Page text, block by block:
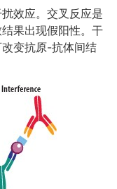
效应。交叉反应是
果出现假阳性。干
变抗原-抗体间结